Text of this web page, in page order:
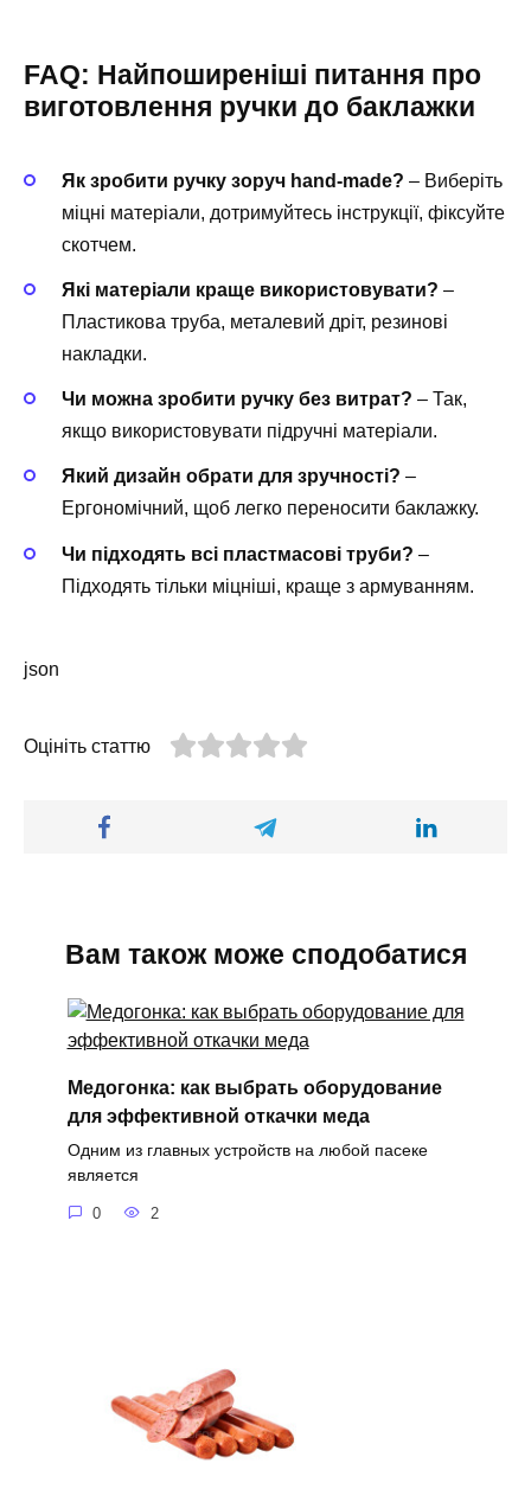
FAQ: Найпоширеніші питання про
виготовлення ручки до баклажки
Як зробити ручку зоруч hand-made? – Виберіть
міцні матеріали, дотримуйтесь інструкції, фіксуйте
скотчем.
Які матеріали краще використовувати? –
Пластикова труба, металевий дріт, резинові
накладки.
Чи можна зробити ручку без витрат? – Так,
якщо використовувати підручні матеріали.
Який дизайн обрати для зручності? –
Ергономічний, щоб легко переносити баклажку.
Чи підходять всі пластмасові труби? –
Підходять тільки міцніші, краще з армуванням.
json
Оцініть статтю
Вам також може сподобатися
Медогонка: как выбрать оборудование
для эффективной откачки меда
Одним из главных устройств на любой пасеке
является
0 2